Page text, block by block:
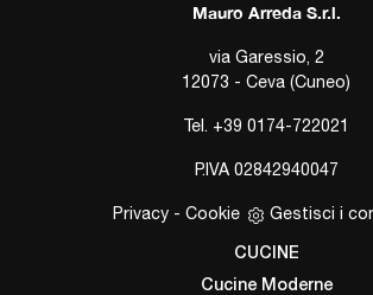
Mauro Arreda S.r.l.
via Garessio, 2
12073 - Ceva (Cuneo)
Tel. +39 0174-722021
P.IVA 02842940047
Privacy - Cookie Gestisci i
CUCINE
Cucine Moderne